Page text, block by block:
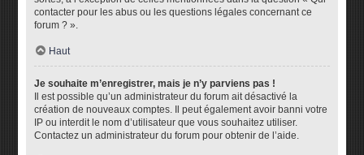
contacter pour les abus ou les questions légales concernant ce
forum ? ».
Haut
Je souhaite m’enregistrer, mais je n’y parviens pas !
Il est possible qu’un administrateur du forum ait désactivé la
création de nouveaux comptes. Il peut également avoir banni votre
IP ou interdit le nom d’utilisateur que vous souhaitez utiliser.
Contactez un administrateur du forum pour obtenir de l’aide.